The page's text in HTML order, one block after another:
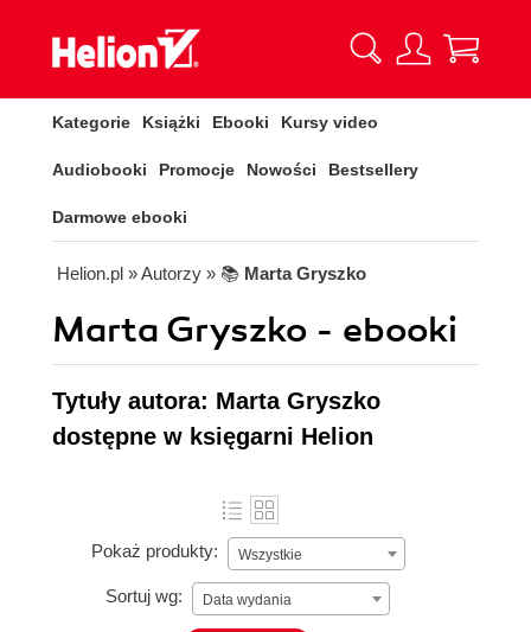
Kategorie Książki Ebooki Kursy video
Audiobooki Promocje Nowości Bestsellery
Darmowe ebooki
Helion.pl » Autorzy » 📚 Marta Gryszko
Marta Gryszko - ebooki
Tytuły autora: Marta Gryszko
dostępne w księgarni Helion
Pokaż produkty: Wszystkie
Sortuj wg: Data wydania